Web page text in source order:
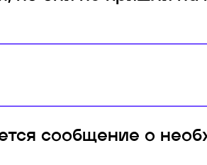
сообщение о